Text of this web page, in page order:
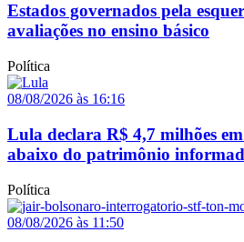
Estados governados pela
avaliações no ensino básico
Política
08/08/2026 às 16:16
Lula declara R$ 4,7 milhões
abaixo do patrimônio
Política
08/08/2026 às 11:50